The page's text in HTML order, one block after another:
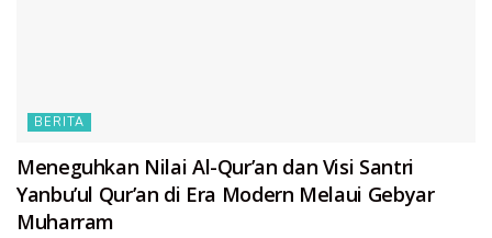
BERITA
Meneguhkan Nilai Al-Qur’an dan Visi Santri
Yanbu’ul Qur’an di Era Modern Melaui Gebyar
Muharram